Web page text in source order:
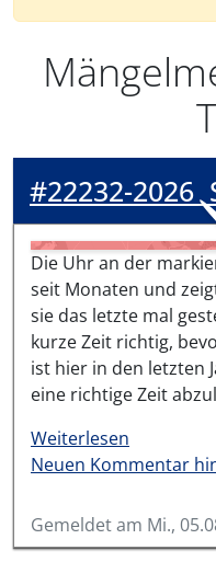
#22232-2026
Die Uhr an der
seit Monaten und
sie das letzte mal
kurze Zeit richtig,
ist hier in den letzten
eine richtige Zeit
Weiterlesen
Neuen Kommentar
Gemeldet am Mi.,